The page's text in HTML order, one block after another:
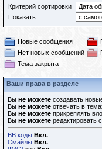
Критерий сортировки
Показать
Новые сообщения
Нет новых сообщений
Тема закрыта
Ваши права в разделе
Вы не можете создавать
Вы не можете отвечать в
Вы не можете прикреплять
Вы не можете редактировать
BB коды Вкл.
Смайлы Вкл.